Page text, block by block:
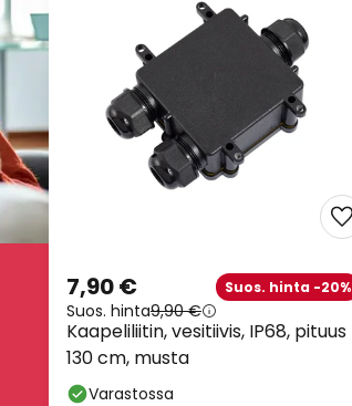
Kaapeliliitin, vesitiivis, IP68, pituus
130 cm, musta
7,90 € Suos. hinta -20%
Suos. hinta9,90 €
Varastossa